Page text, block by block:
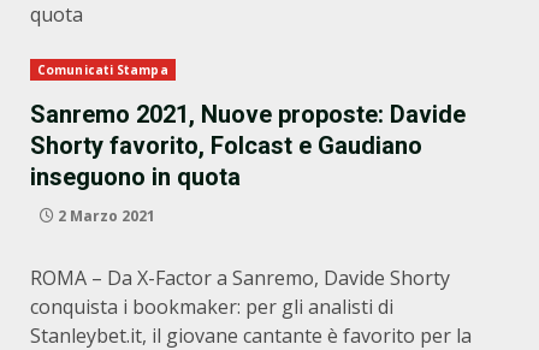
quota
Comunicati Stampa
Sanremo 2021, Nuove proposte: Davide
Shorty favorito, Folcast e Gaudiano
inseguono in quota
2 Marzo 2021
ROMA – Da X-Factor a Sanremo, Davide Shorty
conquista i bookmaker: per gli analisti di
Stanleybet.it, il giovane cantante è favorito per la